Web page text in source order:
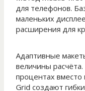
для телефонов.
маленьких
расширения для
Адаптивные
величины
процентах вместо
Grid создают